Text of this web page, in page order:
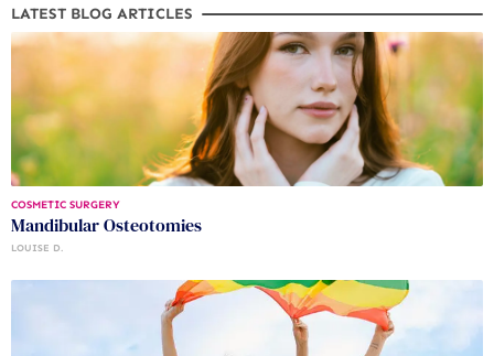
LATEST BLOG ARTICLES
COSMETIC SURGERY
Mandibular Osteotomies
LOUISE D.